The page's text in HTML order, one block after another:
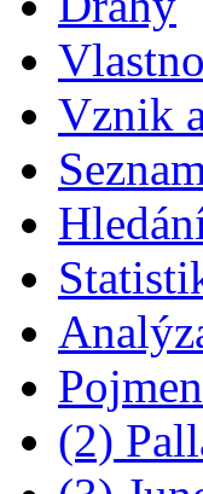
Vznik
(2)